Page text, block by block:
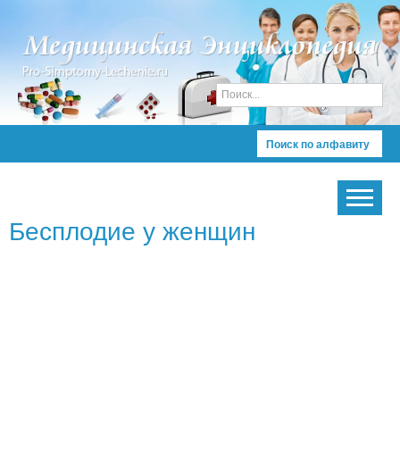
Поиск по алфавиту
Бесплодие у женщин